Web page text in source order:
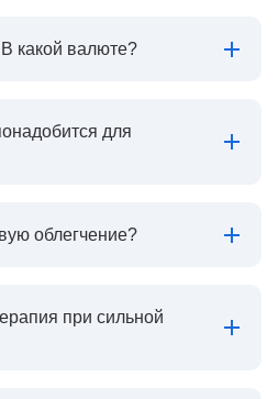
В какой валюте?
для
облегчение?
при сильной